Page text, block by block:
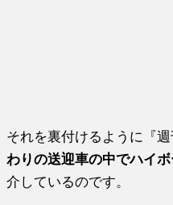
それを裏付けるように『
わりの送迎車の中でハイ
介しているのです。